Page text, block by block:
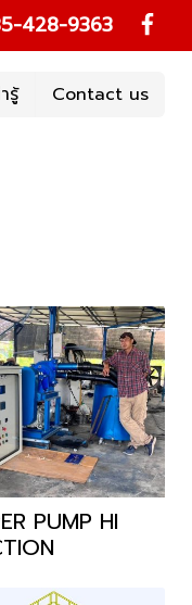
428-9363
รู้ Contact us
PUMP HI